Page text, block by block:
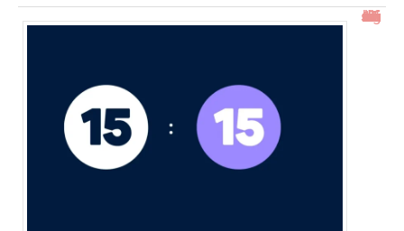
15h15 signification : découverte de l’heure miroir